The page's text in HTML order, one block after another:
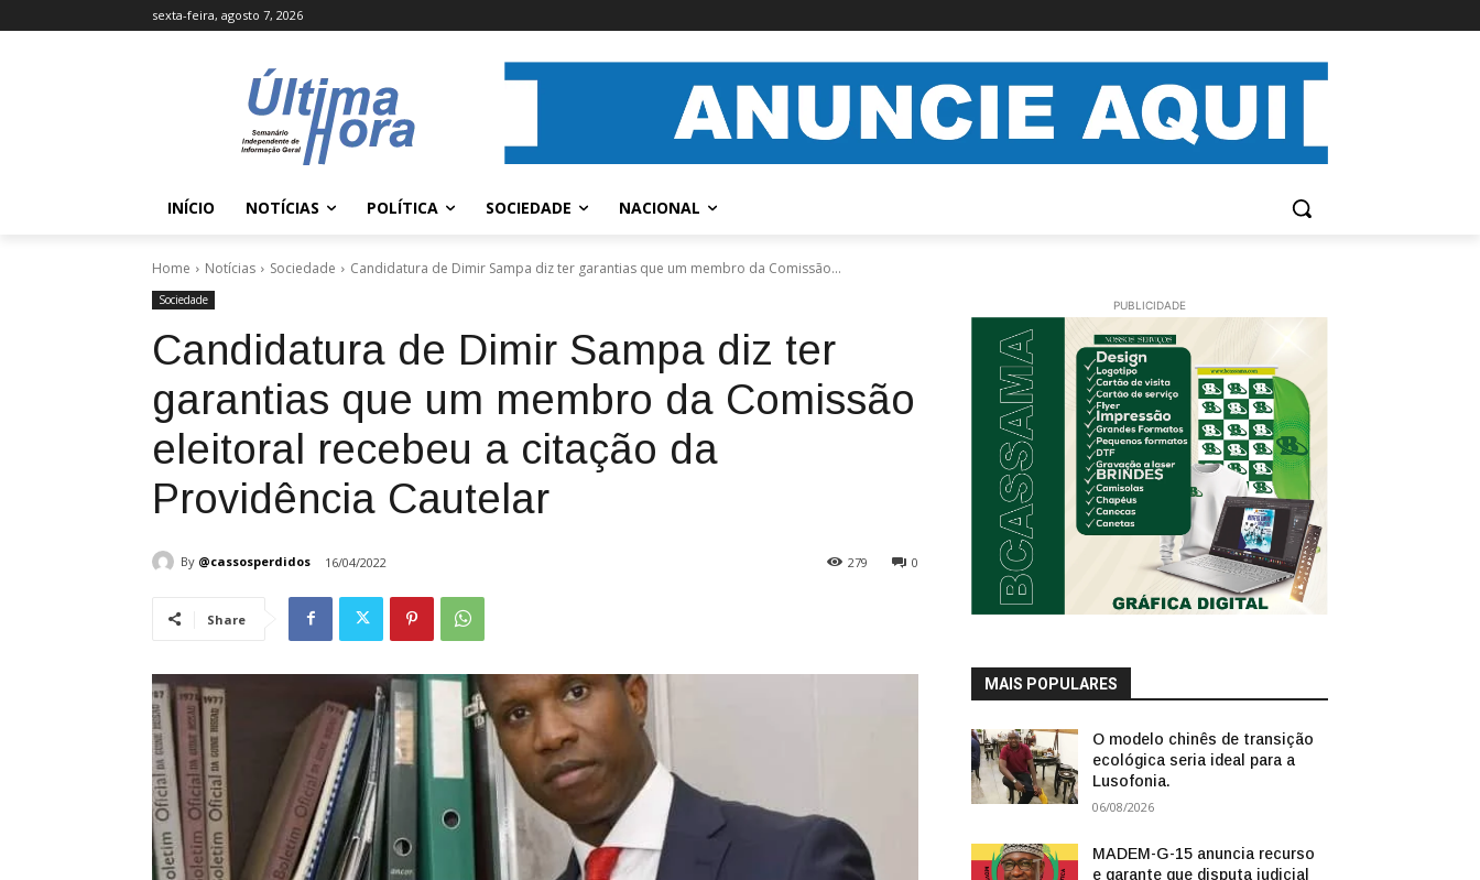
sexta-feira, agosto 7, 2026
INÍCIO NOTÍCIAS POLÍTICA SOCIEDADE NACIONAL
Home Notícias Sociedade Candidatura de Dimir Sampa diz ter garantias que um membro da Comissão...
Sociedade
Candidatura de Dimir Sampa diz ter
garantias que um membro da Comissão
eleitoral recebeu a citação da
Providência Cautelar
By @cassosperdidos 16/04/2022 0
279
Share
PUBLICIDADE
MAIS POPULARES
O modelo chinês de transição
ecológica seria ideal para a
Lusofonia.
06/08/2026
MADEM-G-15 anuncia recurso
e garante que disputa judicial